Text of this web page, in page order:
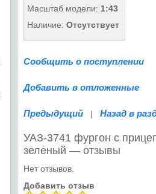
Масштаб модели: 1:43
Наличие: Отсутствует
Сообщить о поступлении
Добавить в отложенные
Предыдущий | Назад в
УАЗ-3741 фургон с
зеленый — отзывы
Нет отзывов.
Добавить отзыв